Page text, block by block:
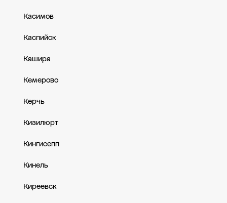
Касимов
Каспийск
Кашира
Кемерово
Керчь
Кизилюрт
Кингисепп
Кинель
Киреевск